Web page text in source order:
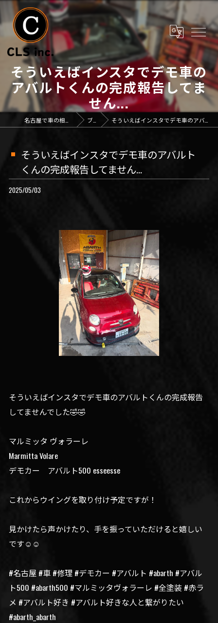
そういえばインスタでデモ車の
アバルトくんの完成報告してま
せん...
ブログ そういえばインスタでデモ車のアバルトくんの完成報告してません...
そういえばインスタでデモ車のアバルト
くんの完成報告してません...
2025/05/03
そういえばインスタでデモ車のアバルトくんの完成報告
してませんでした🤣🤣
マルミッタ ヴォラーレ
Marmitta Volare
デモカー アバルト500 esseesse
これからウイングを取り付け予定ですが！
見かけたら声かけたり、手を振っていただけると嬉しい
です☺️☺️
#名古屋 #車 #修理 #デモカー #アバルト #abarth #アバル
ト500 #abarth500 #マルミッタヴォラーレ #全塗装 #赤ラ
メ #アバルト好き #アバルト好きな人と繋がりたい
#abarth_abarth